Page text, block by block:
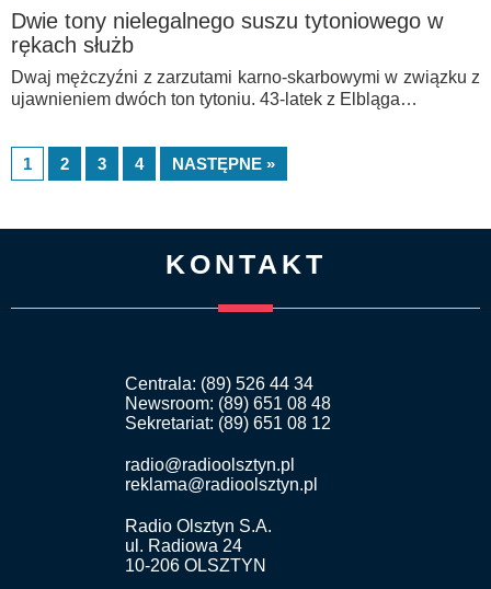
Dwie tony nielegalnego suszu tytoniowego w
rękach służb
Dwaj mężczyźni z zarzutami karno-skarbowymi w związku z
ujawnieniem dwóch ton tytoniu. 43-latek z Elbląga…
1 2 3 4 NASTĘPNE »
KONTAKT
Centrala: (89) 526 44 34
Newsroom: (89) 651 08 48
Sekretariat: (89) 651 08 12
radio@radioolsztyn.pl
reklama@radioolsztyn.pl
Radio Olsztyn S.A.
ul. Radiowa 24
10-206 OLSZTYN